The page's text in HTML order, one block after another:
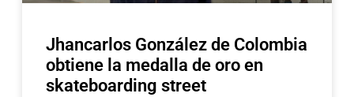
Jhancarlos González de Colombia
obtiene la medalla de oro en
skateboarding street